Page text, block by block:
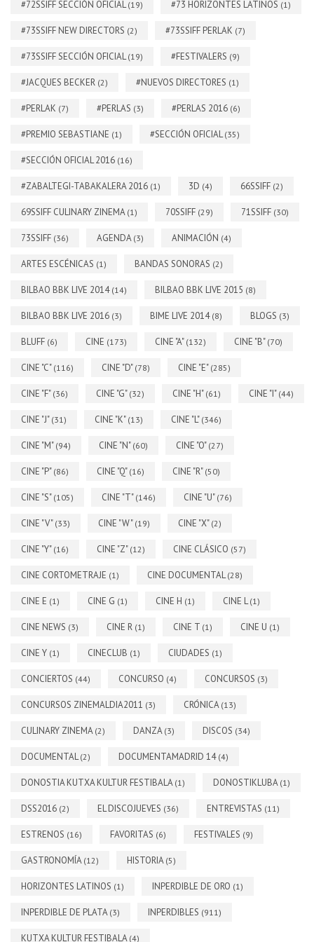
#72SSIFF SECCIÓN OFICIAL(19) #73 HORIZONTES LATINOS (1)
#73SSIFF NEW DIRECTORS (2) #73SSIFF PERLAK (7)
#73SSIFF SECCIÓN OFICIAL(19) #FESTIVALERS (9)
#JACQUES BECKER (2) #NUEVOS DIRECTORES (1)
#PERLAK (7) #PERLAS (3) #PERLAS 2016 (6)
#PREMIO SEBASTIANE (1) #SECCIÓN OFICIAL(35)
#SECCIÓN OFICIAL 2016 (16)
#ZABALTEGI-TABAKALERA 2016 (1) 3D (4) 66SSIFF (2)
69SSIFF CULINARY ZINEMA (1) 70SSIFF (29) 71SSIFF (30)
73SSIFF (36) AGENDA (3) ANIMACIÓN (4)
ARTES ESCÉNICAS (1) BANDAS SONORAS (2)
BILBAO BBK LIVE 2014 (14) BILBAO BBK LIVE 2015 (8)
BILBAO BBK LIVE 2016 (3) BIME LIVE 2014 (8) BLOGS (3)
BLUFF (6) CINE (173) CINE "A" (132) CINE "B" (70)
CINE "C" (116) CINE "D" (78) CINE "E" (285)
CINE "F" (36) CINE "G" (32) CINE "H" (61) CINE "I" (44)
CINE "J" (31) CINE "K" (13) CINE "L" (346)
CINE "M" (94) CINE "N" (60) CINE "O" (27)
CINE "P" (86) CINE "Q" (16) CINE "R" (50)
CINE "S" (105) CINE "T" (146) CINE "U" (76)
CINE "V" (33) CINE "W" (19) CINE "X" (2)
CINE "Y" (16) CINE "Z" (12) CINE CLÁSICO (57)
CINE CORTOMETRAJE (1) CINE DOCUMENTAL(28)
CINE E (1) CINE G (1) CINE H (1) CINE L(1)
CINE NEWS (3) CINE R (1) CINE T (1) CINE U (1)
CINE Y (1) CINECLUB (1) CIUDADES (1)
CONCIERTOS (44) CONCURSO (4) CONCURSOS (3)
CONCURSOS ZINEMALDIA2011 (3) CRÓNICA (13)
CULINARY ZINEMA (2) DANZA (3) DISCOS (34)
DOCUMENTAL(2) DOCUMENTAMADRID 14 (4)
DONOSTIA KUTXA KULTUR FESTIBALA (1) DONOSTIKLUBA (1)
DSS2016 (2) EL DISCOJUEVES (36) ENTREVISTAS (11)
ESTRENOS (16) FAVORITAS (6) FESTIVALES (9)
GASTRONOMÍA (12) HISTORIA (5)
HORIZONTES LATINOS (1) INPERDIBLE DE ORO (1)
INPERDIBLE DE PLATA (3) INPERDIBLES (911)
KUTXA KULTUR FESTIBALA (4)